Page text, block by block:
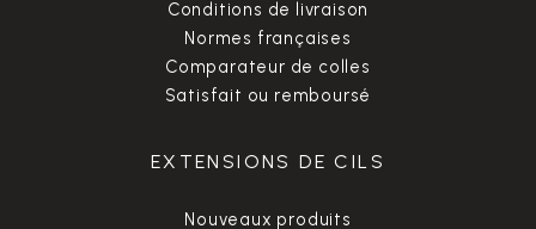
Conditions de livraison
Normes françaises
Comparateur de colles
Satisfait ou remboursé
EXTENSIONS DE CILS
Nouveaux produits